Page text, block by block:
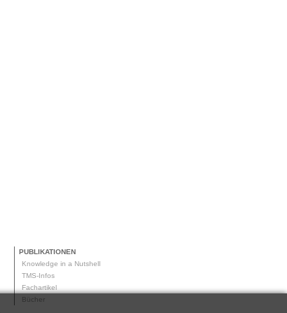
PUBLIKATIONEN
Knowledge in a Nutshell
TMS-Infos
Fachartikel
Bücher